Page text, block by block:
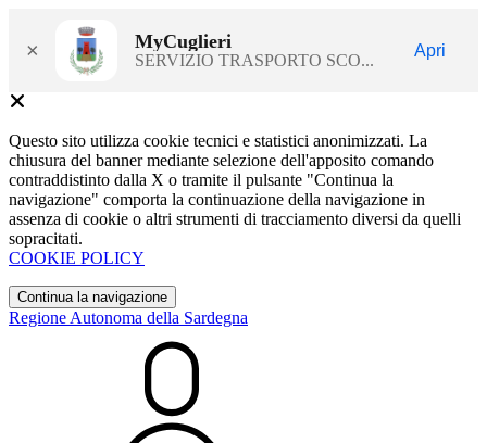
× MyCuglieri
SERVIZIO TRASPORTO SCO...
Apri
Questo sito utilizza cookie tecnici e statistici anonimizzati. La
chiusura del banner mediante selezione dell'apposito comando
contraddistinto dalla X o tramite il pulsante "Continua la
navigazione" comporta la continuazione della navigazione in
assenza di cookie o altri strumenti di tracciamento diversi da quelli
sopracitati.
COOKIE POLICY
Continua la navigazione
Regione Autonoma della Sardegna